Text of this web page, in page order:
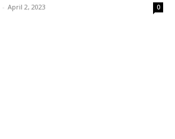
- April 2, 2023 0